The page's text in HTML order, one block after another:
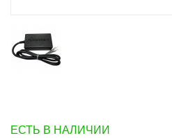
ЕСТЬ В НАЛИЧИИ